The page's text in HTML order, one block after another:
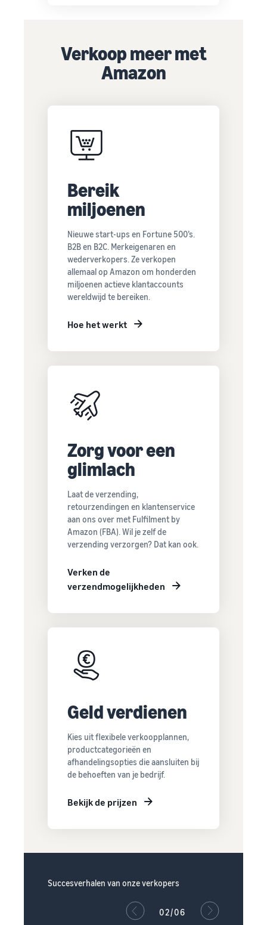
Verkoop meer met
Amazon
Bereik
miljoenen
Nieuwe start-ups en Fortune 500’s.
B2B en B2C. Merkeigenaren en
wederverkopers. Ze verkopen
allemaal op Amazon om honderden
miljoenen actieve klantaccounts
wereldwijd te bereiken.
Hoe het werkt
Zorg voor een
glimlach
Laat de verzending,
retourzendingen en klantenservice
aan ons over met Fulfilment by
Amazon (FBA). Wil je zelf de
verzending verzorgen? Dat kan ook.
Verken de
verzendmogelijkheden
Geld verdienen
Kies uit flexibele verkoopplannen,
productcategorieën en
afhandelingsopties die aansluiten bij
de behoeften van je bedrijf.
Bekijk de prijzen
Succesverhalen van onze verkopers
02/06